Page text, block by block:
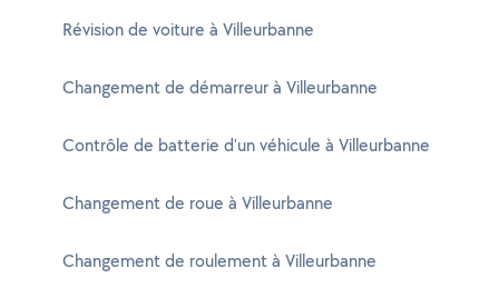
Révision de voiture à Villeurbanne
Changement de démarreur à Villeurbanne
Contrôle de batterie d'un véhicule à Villeurbanne
Changement de roue à Villeurbanne
Changement de roulement à Villeurbanne